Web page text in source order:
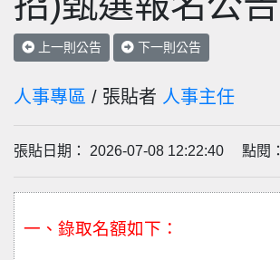
上一則公告 下一則公告
人事專區 / 張貼者 人事主任
張貼日期： 2026-07-08 12:22:40 點閱：
一、錄取名額如下：